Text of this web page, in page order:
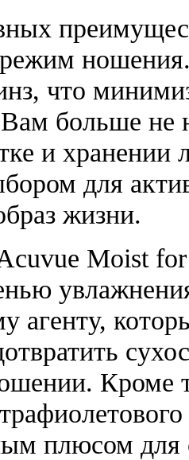
что
больше не
и хранении
для
жизни.
Moist
агенту,
Кроме
плюсом для